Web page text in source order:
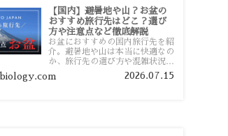
【国内】避暑地や山？お盆の
おすすめ旅行先はどこ？選び
方や注意点など徹底解説
お盆におすすめの国内旅行先を紹
介。避暑地や山は本当に快適なの
か、旅行先の選び方や混雑状況、
注意点、比較的混雑を避けやすい
おすすめスポットまで旅行前に役
2026.07.15